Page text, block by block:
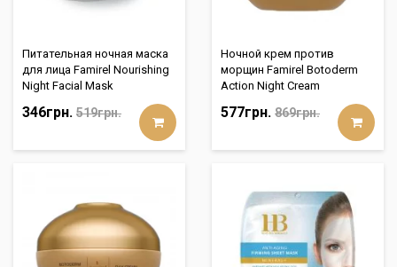
Питательная ночная маска
для лица Famirel Nourishing
Night Facial Mask
346грн. 519грн.
Ночной крем против
морщин Famirel Botoderm
Action Night Cream
577грн. 869грн.